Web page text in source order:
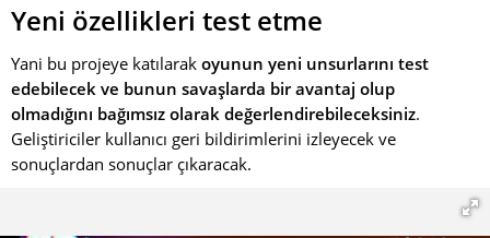
Yeni özellikleri test etme
Yani bu projeye katılarak oyunun yeni unsurlarını test
edebilecek ve bunun savaşlarda bir avantaj olup
olmadığını bağımsız olarak değerlendirebileceksiniz.
Geliştiriciler kullanıcı geri bildirimlerini izleyecek ve
sonuçlardan sonuçlar çıkaracak.